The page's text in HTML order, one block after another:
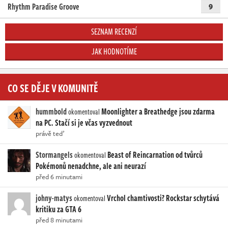
Rhythm Paradise Groove 9
SEZNAM RECENZÍ
JAK HODNOTÍME
CO SE DĚJE V KOMUNITĚ
hummboldokomentovalMoonlighter a Breathedge jsou zdarma
na PC. Stačí si je včas vyzvednout
právě teď
Stormangelsokomentoval Beast of Reincarnation od tvůrců
Pokémonů nenadchne, ale ani neurazí
před 6 minutami
johny-matysokomentovalVrchol chamtivosti? Rockstar schytává
kritiku za GTA 6
před 8 minutami